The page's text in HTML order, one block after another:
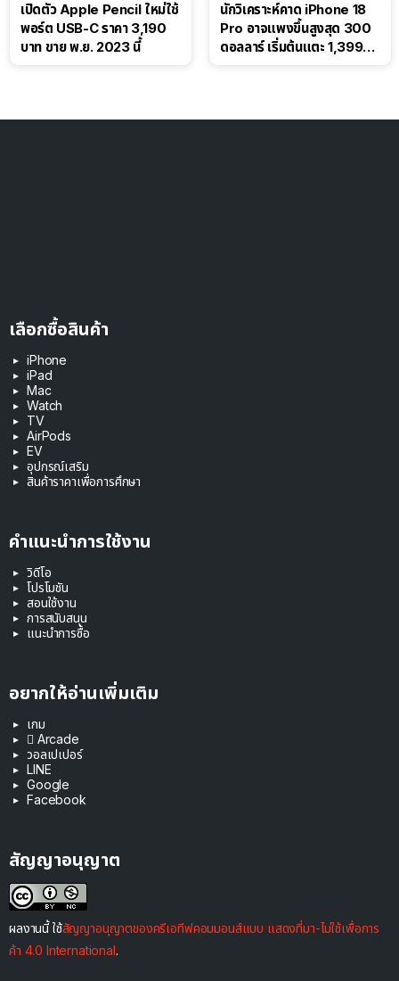
เปิดตัว Apple Pencil ใหม่ใช้
พอร์ต USB-C ราคา 3,190
บาท ขาย พ.ย. 2023 นี้
นักวิเคราะห์คาด iPhone 18
Pro อาจแพงขึ้นสูงสุด 300
ดอลลาร์ เริ่มต้นแตะ 1,399
เลือกซื้อสินค้า
iPhone
iPad
Mac
Watch
TV
AirPods
EV
อุปกรณ์เสริม
สินค้าราคาเพื่อการศึกษา
คำแนะนำการใช้งาน
วิดีโอ
โปรโมชัน
สอนใช้งาน
การสนับสนุน
แนะนำการซื้อ
อยากให้อ่านเพิ่มเติม
เกม
 Arcade
วอลเปเปอร์
LINE
Google
Facebook
สัญญาอนุญาต
ผลงานนี้ ใช้สัญญาอนุญาตของครีเอทีฟคอมมอนส์แบบ แสดงที่มา-ไม่ใช้เพื่อการ
ค้า 4.0 International.